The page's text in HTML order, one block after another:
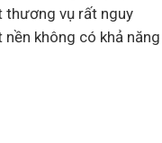
thương vụ rất nguy
không có khả năng